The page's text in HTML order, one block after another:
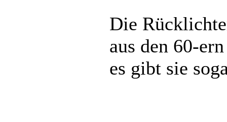
Die
aus den 60-
es gibt sie